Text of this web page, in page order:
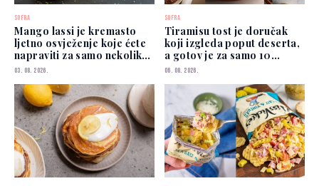
SOFRA
Mango lassi je kremasto
ljetno osvježenje koje ćete
napraviti za samo nekoliko
minuta
03. 08. 2026.
SOFRA
Tiramisu tost je doručak
koji izgleda poput deserta,
a gotov je za samo 10
minuta
06. 08. 2026.